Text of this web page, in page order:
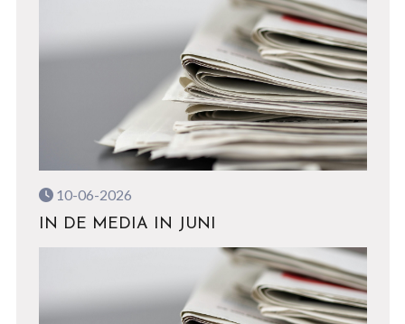
10-06-2026
IN DE MEDIA IN JUNI